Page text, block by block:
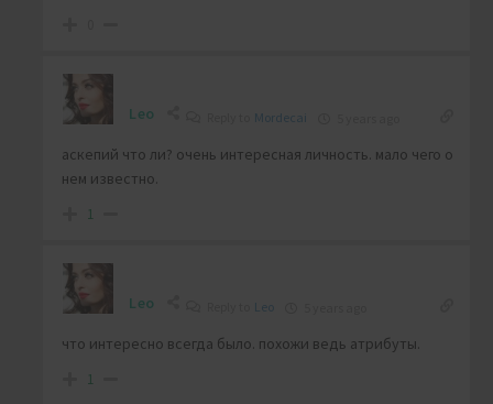
Leo Mordecai
аскепий что ли? очень интересная личность. мало чего о
нем известно.
1
Leo Leo
что интересно всегда было. похожи ведь атрибуты.
1